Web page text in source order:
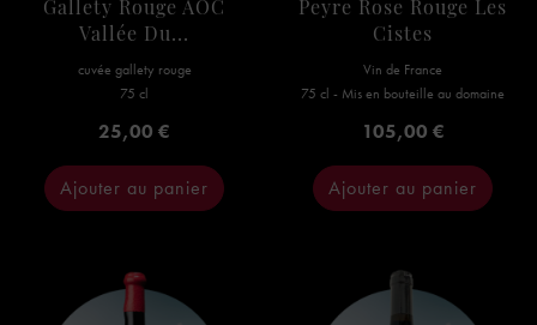
Gallety Rouge AOC
Vallée Du...
cuvée gallety rouge
75 cl
Prix
25,00 €
Ajouter au panier
Peyre Rose Rouge Les
Cistes
Vin de France
75 cl - Mis en bouteille au domaine
Prix
105,00 €
Ajouter au panier